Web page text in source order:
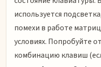
используется
помехи в работе
условиях. Попробуйте
комбинацию клавиш